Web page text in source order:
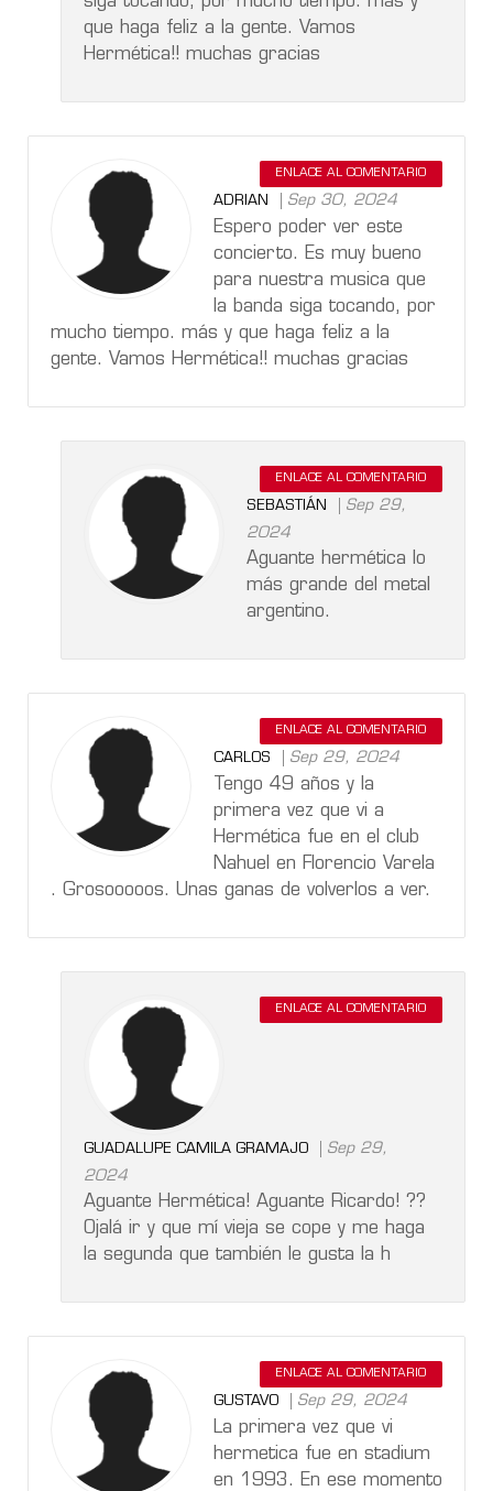
que haga feliz a la gente. Vamos
Hermética!! muchas gracias
ENLACE AL COMENTARIO
ADRIAN Sep 30, 2024
Espero poder ver este
concierto. Es muy bueno
para nuestra musica que
la banda siga tocando, por
mucho tiempo. más y que haga feliz a la
gente. Vamos Hermética!! muchas gracias
ENLACE AL COMENTARIO
SEBASTIÁN
Sep 29,
2024
Aguante hermética lo
más grande del metal
argentino.
ENLACE AL COMENTARIO
CARLOS Sep 29, 2024
Tengo 49 años y la
primera vez que vi a
Hermética fue en el club
Nahuel en Florencio Varela
. Grosooooos. Unas ganas de volverlos a ver.
ENLACE AL COMENTARIO
GUADALUPE CAMILA GRAMAJO
Sep 29,
2024
Aguante Hermética! Aguante Ricardo! ??
Ojalá ir y que mí vieja se cope y me haga
la segunda que también le gusta la h
ENLACE AL COMENTARIO
GUSTAVO Sep 29, 2024
La primera vez que vi
hermetica fue en stadium
en 1993. En ese momento